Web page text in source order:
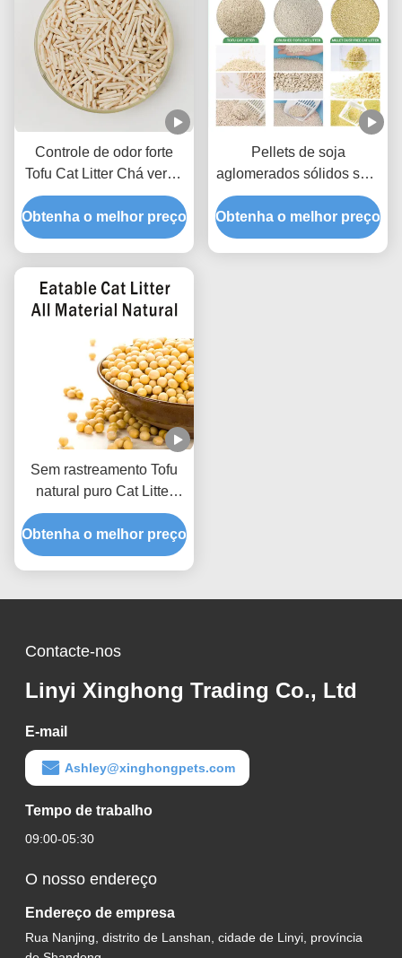
Controle de odor forte
Tofu Cat Litter Chá verde
perfumado areia natural
Pet Litter
Obtenha o melhor preço
Pellets de soja
aglomerados sólidos sem
poeira embalados a
vácuo para pet shop
Obtenha o melhor preço
Sem rastreamento Tofu
natural puro Cat Litter
Low Dust Hard Clumping
Clean Paws Fórmula
Obtenha o melhor preço
Contacte-nos
Linyi Xinghong Trading Co., Ltd
E-mail
Ashley@xinghongpets.com
Tempo de trabalho
09:00-05:30
O nosso endereço
Endereço de empresa
Rua Nanjing, distrito de Lanshan, cidade de Linyi, província